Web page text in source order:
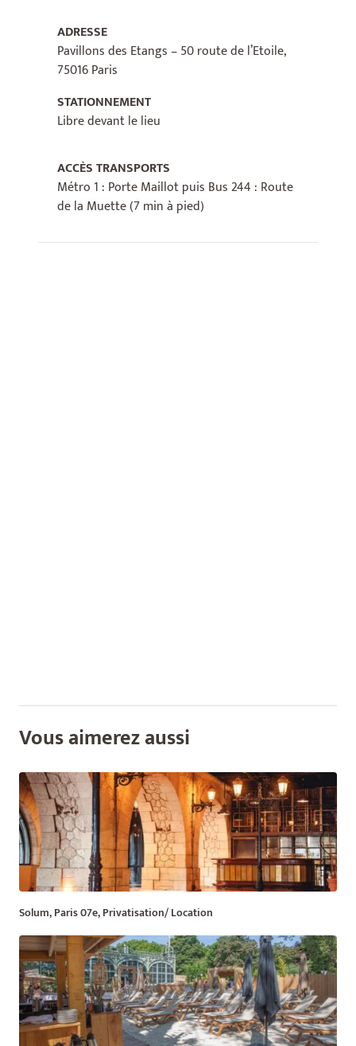
ADRESSE
Pavillons des Etangs – 50 route de l’Etoile,
75016 Paris
STATIONNEMENT
Libre devant le lieu
ACCÈS TRANSPORTS
Métro 1 : Porte Maillot puis Bus 244 : Route
de la Muette (7 min à pied)
Vous aimerez aussi
Solum, Paris 07e, Privatisation/ Location